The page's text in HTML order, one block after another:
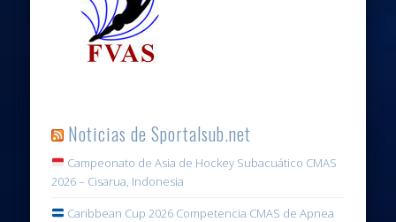
Noticias de Sportalsub.net
Campeonato de Asia de Hockey Subacuático CMAS
2026 – Cisarua, Indonesia
Caribbean Cup 2026 Competencia CMAS de Apnea